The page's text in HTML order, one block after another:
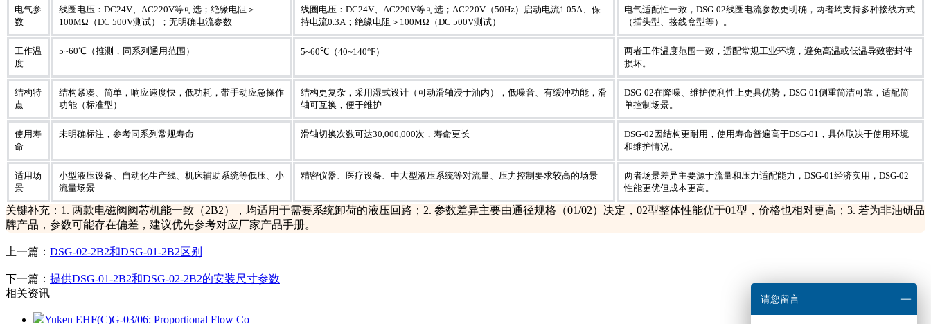
电气参
数
线圈电压：DC24V、AC220V等可选；绝缘电阻＞
100MΩ（DC 500V测试）；无明确电流参数
线圈电压：DC24V、AC220V等可选；AC220V（50Hz）启动电流1.05A、保
持电流0.3A；绝缘电阻＞100MΩ（DC 500V测试）
电气适配性一致，DSG-02线圈电流参数更明确，两者均支持多种接线方式
（插头型、接线盒型等）。
工作温
度
5~60℃（推测，同系列通用范围） 5~60℃（40~140°F）
两者工作温度范围一致，适配常规工业环境，避免高温或低温导致密封件
损坏。
结构特
点
结构紧凑、简单，响应速度快，低功耗，带手动应急操作
功能（标准型）
结构更复杂，采用湿式设计（可动滑轴浸于油内），低噪音、有缓冲功能，滑
轴可互换，便于维护
DSG-02在降噪、维护便利性上更具优势，DSG-01侧重简洁可靠，适配简
单控制场景。
使用寿
命
未明确标注，参考同系列常规寿命 滑轴切换次数可达30,000,000次，寿命更长
DSG-02因结构更耐用，使用寿命普遍高于DSG-01，具体取决于使用环境
和维护情况。
适用场
景
小型液压设备、自动化生产线、机床辅助系统等低压、小
流量场景
精密仪器、医疗设备、中大型液压系统等对流量、压力控制要求较高的场景
两者场景差异主要源于流量和压力适配能力，DSG-01经济实用，DSG-02
性能更优但成本更高。
关键补充：1. 两款电磁阀阀芯机能一致（2B2），均适用于需要系统卸荷的液压回路；2. 参数差异主要由通径规格（01/02）决定，02型整体性能优于01型，价格也相对更高；3. 若为非油研品
牌产品，参数可能存在偏差，建议优先参考对应厂家产品手册。
上一篇： DSG-02-2B2和DSG-01-2B2区别
下一篇： 提供DSG-01-2B2和DSG-02-2B2的安装尺寸参数
相关资讯
Yuken EHF(C)G-03/06: Proportional Flow Co
请您留言